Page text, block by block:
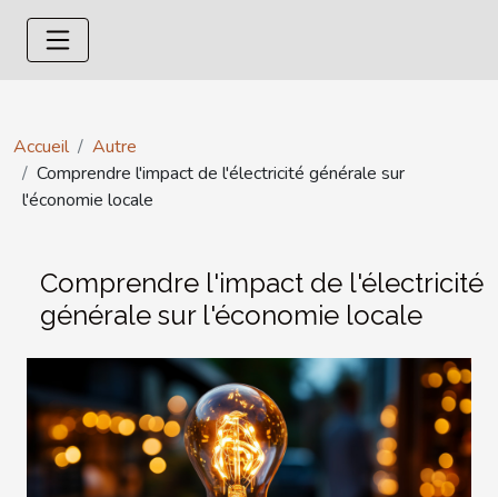
Accueil
Autre
Comprendre l'impact de l'électricité générale sur
l'économie locale
Comprendre l'impact de l'électricité
générale sur l'économie locale